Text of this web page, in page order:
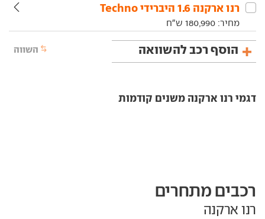
רנו‏ ארקנה‏ 1.6 היברידי Techno
מחיר: 180,990 ש"ח
הוסף רכב להשוואה השווה
דגמי רנו ארקנה משנים קודמות
רכבים מתחרים
רנו ארקנה